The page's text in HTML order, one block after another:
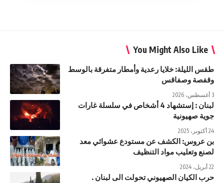
You Might Also Like
طقس الليلة: خلايا رعدية وأمطار متفرقة بالوسط
وقفصة وصفاقس
3 أغسطس، 2026
لبنان : إستشهاد 4 أشخاص في سلسلة غارات
جوية صهيونية
24 أكتوبر، 2025
بن عروس: الكشف عن مستودع عشوائي معد
لصنع وتعليب مواد التنظيف
22 أبريل، 2024
حرب الكيان الصهيوني تحولت الى لبنان .